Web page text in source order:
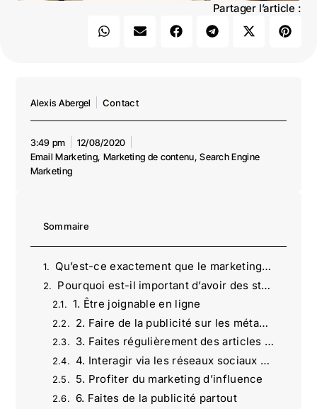
Partager l’article :
Alexis Abergel Contact
3:49 pm
12/08/2020
Email Marketing, Marketing de contenu,Search Engine
Marketing
Sommaire
Qu’est-ce exactement que le marketing digital pour les hôtels ?
Pourquoi est-il important d’avoir des stratégies de marketing digital pour augmenter les réservations ?
1. Être joignable en ligne
2. Faire de la publicité sur les métamoteurs de recherche
3. Faites régulièrement des articles sur votre site web
4. Interagir via les réseaux sociaux et les vidéos
5. Profiter du marketing d’influence
6. Faites de la publicité partout